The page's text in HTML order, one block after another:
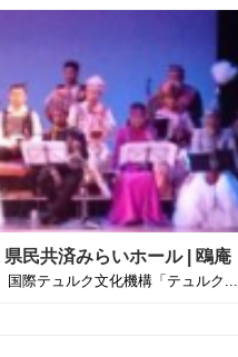
民共済みらいホール | 鴎庵
国際テュルク文化機構「テュルク...